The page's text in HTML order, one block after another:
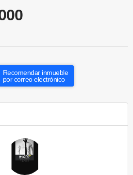
Recomendar inmueble
por correo electrónico